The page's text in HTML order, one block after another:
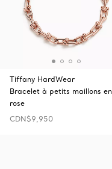
Tiffany HardWear
Bracelet à petits maillons
rose
CDN$9,950